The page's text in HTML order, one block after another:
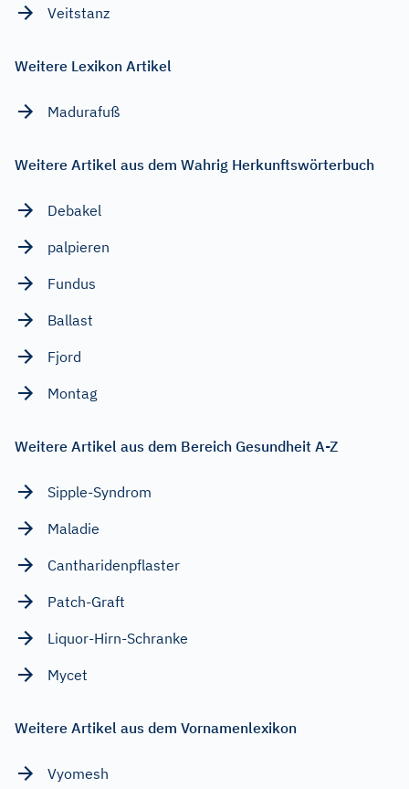
Veitstanz
Weitere Lexikon Artikel
Madurafuß
Weitere Artikel aus dem Wahrig Herkunftswörterbuch
Debakel
palpieren
Fundus
Ballast
Fjord
Montag
Weitere Artikel aus dem Bereich Gesundheit A-Z
Sipple-Syndrom
Maladie
Cantharidenpflaster
Patch-Graft
Liquor-Hirn-Schranke
Mycet
Weitere Artikel aus dem Vornamenlexikon
Vyomesh